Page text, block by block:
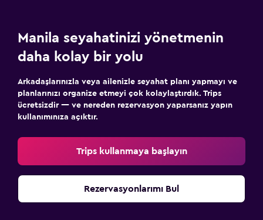
Manila seyahatinizi yönetmenin
daha kolay bir yolu
Arkadaşlarınızla veya ailenizle seyahat planı yapmayı ve
planlarınızı organize etmeyi çok kolaylaştırdık. Trips
ücretsizdir — ve nereden rezervasyon yaparsanız yapın
kullanımınıza açıktır.
Trips kullanmaya başlayın
Rezervasyonlarımı Bul